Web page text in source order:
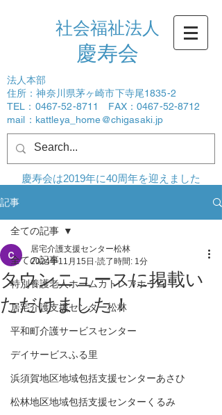
社会福祉法人
​慶寿会
法人本部
住所：神奈川県茅ヶ崎市下寺尾1835-2
TEL：0467-52-8711 FAX：0467-52-8712
mail： kattleya_home@chigasaki.jp
ログイン
慶寿会は2019年に40周年を迎えました
記事
全ての記事
特別養護老人ホームカトレアホーム
居宅介護支援センター松林
平和町介護サービスセンター
デイサービスふる里
浜須賀地区地域包括支援センターあさひ
松林地区地域包括支援センターくるみ
全ての記事
タウンニュースに掲載い
ただけました！
居宅介護支援センター松林
2024年11月15日 読了時間: 1分